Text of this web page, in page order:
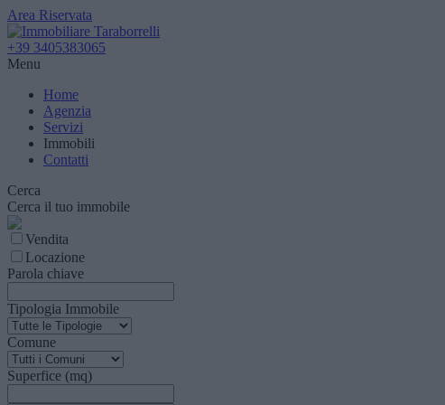
Area Riservata
+39 3405383065
Menu
Home
Agenzia
Servizi
Immobili
Contatti
Cerca
Cerca il tuo immobile
Vendita
Locazione
Parola chiave
Tipologia Immobile
Comune
Superfice (mq)